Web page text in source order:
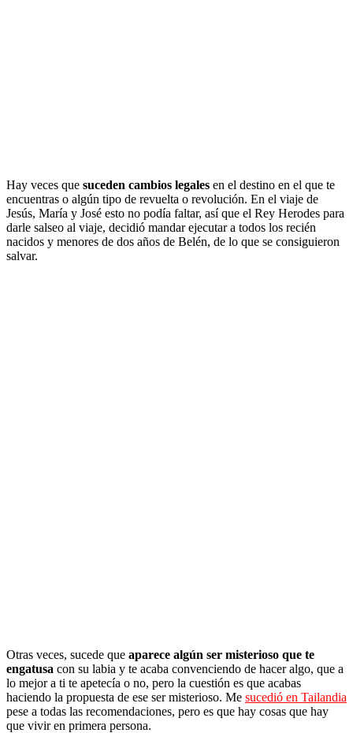
Hay veces que suceden cambios legales en el destino en el que te
encuentras o algún tipo de revuelta o revolución. En el viaje de
Jesús, María y José esto no podía faltar, así que el Rey Herodes para
darle salseo al viaje, decidió mandar ejecutar a todos los recién
nacidos y menores de dos años de Belén, de lo que se consiguieron
salvar.
Otras veces, sucede que aparece algún ser misterioso que te
engatusa con su labia y te acaba convenciendo de hacer algo, que a
lo mejor a ti te apetecía o no, pero la cuestión es que acabas
haciendo la propuesta de ese ser misterioso. Me sucedió en Tailandia
pese a todas las recomendaciones, pero es que hay cosas que hay
que vivir en primera persona.